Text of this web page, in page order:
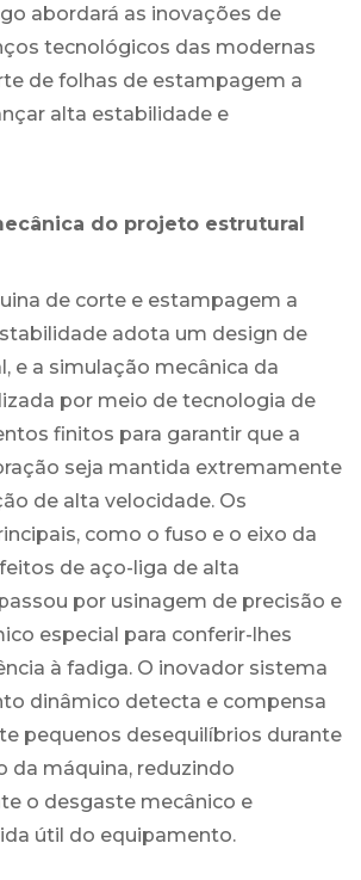
abordará as inovações de
tecnológicos das modernas
de folhas de estampagem a
alta estabilidade e
do projeto estrutural
de corte e estampagem a
adota um design de
e a simulação mecânica da
por meio de tecnologia de
finitos para garantir que a
seja mantida extremamente
de alta velocidade. Os
como o fuso e o eixo da
de aço-liga de alta
por usinagem de precisão e
especial para conferir-lhes
à fadiga. O inovador sistema
dinâmico detecta e compensa
pequenos desequilíbrios durante
da máquina, reduzindo
o desgaste mecânico e
útil do equipamento.